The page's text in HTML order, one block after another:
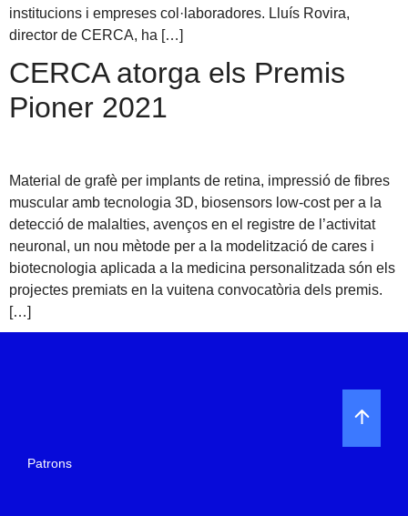
institucions i empreses col·laboradores. Lluís Rovira,
director de CERCA, ha […]
CERCA atorga els Premis
Pioner 2021
Material de grafè per implants de retina, impressió de fibres
muscular amb tecnologia 3D, biosensors low-cost per a la
detecció de malalties, avenços en el registre de l’activitat
neuronal, un nou mètode per a la modelització de cares i
biotecnologia aplicada a la medicina personalitzada són els
projectes premiats en la vuitena convocatòria dels premis.
[…]
Patrons